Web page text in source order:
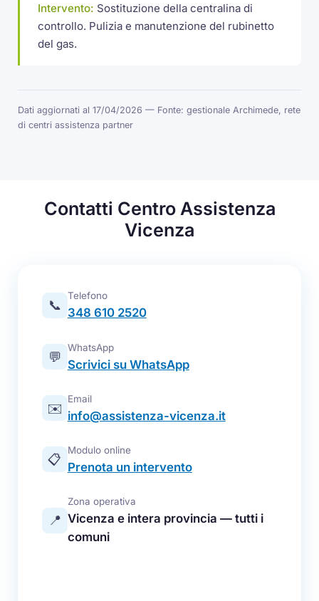
Intervento: Sostituzione della centralina di
controllo. Pulizia e manutenzione del rubinetto
del gas.
Dati aggiornati al 17/04/2026 — Fonte: gestionale Archimede, rete
di centri assistenza partner
Contatti Centro Assistenza
Vicenza
📞
Telefono
348 610 2520
💬
WhatsApp
Scrivici su WhatsApp
✉️
Email
info@assistenza-vicenza.it
📋
Modulo online
Prenota un intervento
📍
Zona operativa
Vicenza e intera provincia — tutti i
comuni